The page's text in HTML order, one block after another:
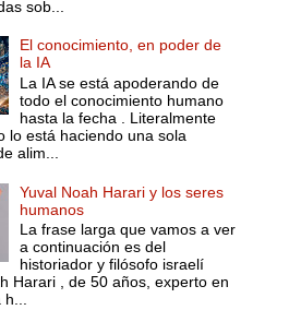
sob...
El conocimiento, en poder de
la IA
La IA se está apoderando de
todo el conocimiento humano
hasta la fecha . Literalmente
lo está haciendo una sola
alim...
Yuval Noah Harari y los seres
humanos
La frase larga que vamos a ver
a continuación es del
historiador y filósofo israelí
Harari , de 50 años, experto en
h...